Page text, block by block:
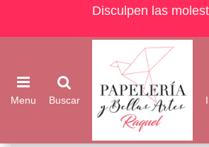
Disculpen las
Menu Buscar